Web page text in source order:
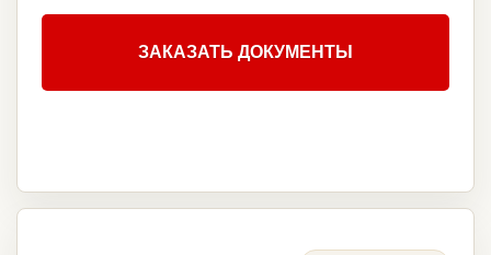
ЗАКАЗАТЬ ДОКУМЕНТЫ